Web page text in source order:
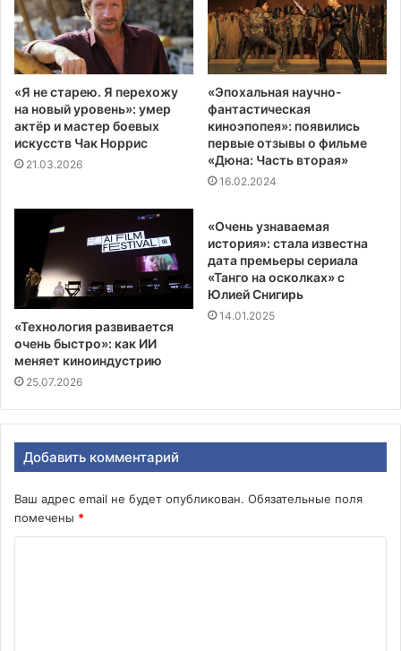
«Я не старею. Я перехожу
на новый уровень»: умер
актёр и мастер боевых
искусств Чак Норрис
21.03.2026
«Эпохальная научно-
фантастическая
киноэпопея»: появились
первые отзывы о фильме
«Дюна: Часть вторая»
16.02.2024
«Технология развивается
очень быстро»: как ИИ
меняет киноиндустрию
25.07.2026
«Очень узнаваемая
история»: стала известна
дата премьеры сериала
«Танго на осколках» с
Юлией Снигирь
14.01.2025
Добавить комментарий
Ваш адрес email не будет опубликован. Обязательные поля
помечены *